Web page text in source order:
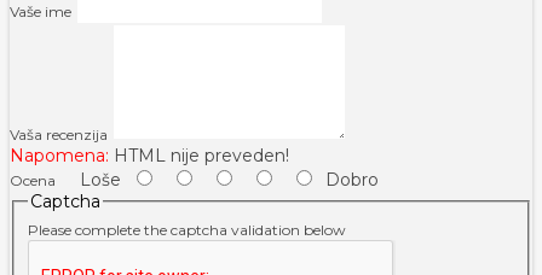
Vaše ime
Vaša recenzija
Napomena: HTML nije preveden!
Ocena Loše
Dobro
Captcha
Please complete the captcha validation below